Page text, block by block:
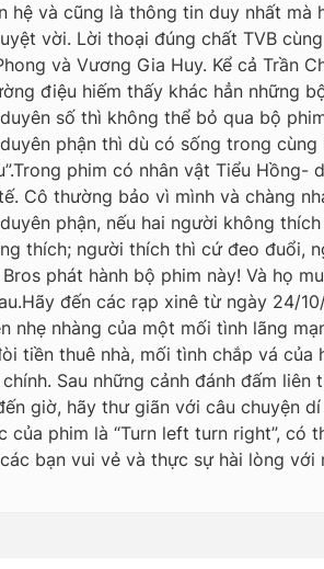
và cũng là thông tin duy nhất mà
vời. Lời thoại đúng chất TVB
và Vương Gia Huy. Kể cả Trần
điệu hiếm thấy khác hẳn những
số thì không thể bỏ qua bộ
phận thì dù có sống trong cùng
phim có nhân vật Tiểu Hồng-
Cô thường bảo vì mình và chàng
phận, nếu hai người không
thích; người thích thì cứ đeo đuổi,
phát hành bộ phim này! Và họ
đến các rạp xinê từ ngày 24/
nhẹ nhàng của một mối tình lãng
tiền thuê nhà, mối tình chắp vá của
Sau những cảnh đánh đấm liên
giờ, hãy thư giãn với câu chuyện
phim là “Turn left turn right”, có
bạn vui vẻ và thực sự hài lòng